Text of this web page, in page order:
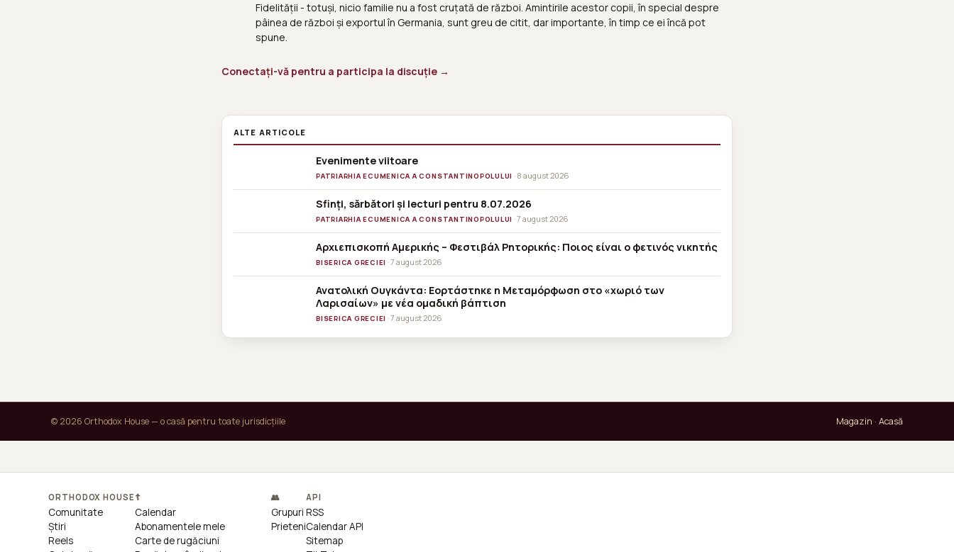
Fidelității - totuși, nicio familie nu a fost cruțată de război. Amintirile acestor copii, în special despre
pâinea de război și exportul în Germania, sunt greu de citit, dar importante, în timp ce ei încă pot
spune.
Conectați-vă pentru a participa la discuție →
ALTE ARTICOLE
Evenimente viitoare
PATRIARHIA ECUMENICA A CONSTANTINOPOLULUI · 8 august 2026
Sfinți, sărbători și lecturi pentru 8.07.2026
PATRIARHIA ECUMENICA A CONSTANTINOPOLULUI · 7 august 2026
Αρχιεπισκοπή Αμερικής – Φεστιβάλ Ρητορικής: Ποιος είναι ο φετινός νικητής
BISERICA GRECIEI · 7 august 2026
Ανατολική Ουγκάντα: Εορτάστηκε η Μεταμόρφωση στο «χωριό των
Λαρισαίων» με νέα ομαδική βάπτιση
BISERICA GRECIEI · 7 august 2026
© 2026 Orthodox House — o casă pentru toate jurisdicțiile Magazin · Acasă
ORTHODOX HOUSE
Comunitate
Știri
Reels
☦
Calendar
Abonamentele mele
Carte de rugăciuni
👥
Grupuri
Prieteni
API
RSS
Calendar API
Sitemap